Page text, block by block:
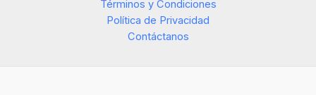
Términos y Condiciones
Política de Privacidad
Contáctanos